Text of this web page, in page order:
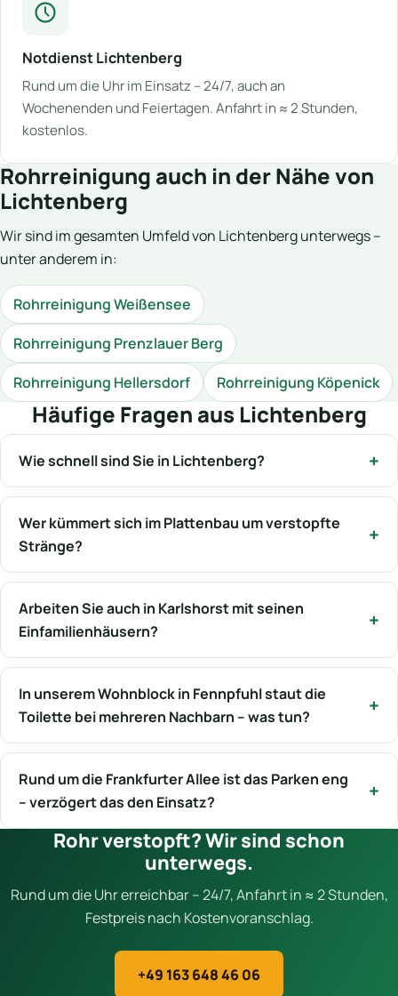
Notdienst Lichtenberg
Rund um die Uhr im Einsatz – 24/7, auch an
Wochenenden und Feiertagen. Anfahrt in ≈ 2 Stunden,
kostenlos.
Rohrreinigung auch in der Nähe von
Lichtenberg
Wir sind im gesamten Umfeld von Lichtenberg unterwegs –
unter anderem in:
Rohrreinigung Weißensee
Rohrreinigung Prenzlauer Berg
Rohrreinigung Hellersdorf
Rohrreinigung Köpenick
Häufige Fragen aus Lichtenberg
Wie schnell sind Sie in Lichtenberg?
Wer kümmert sich im Plattenbau um verstopfte
Stränge?
Arbeiten Sie auch in Karlshorst mit seinen
Einfamilienhäusern?
In unserem Wohnblock in Fennpfuhl staut die
Toilette bei mehreren Nachbarn – was tun?
Rund um die Frankfurter Allee ist das Parken eng
– verzögert das den Einsatz?
Rohr verstopft? Wir sind schon
unterwegs.
Rund um die Uhr erreichbar – 24/7, Anfahrt in ≈ 2 Stunden,
Festpreis nach Kostenvoranschlag.
+49 163 648 46 06